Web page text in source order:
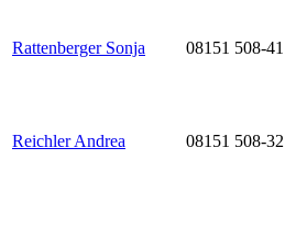
Rattenberger Sonja 08151 508-41
Reichler Andrea 08151 508-32